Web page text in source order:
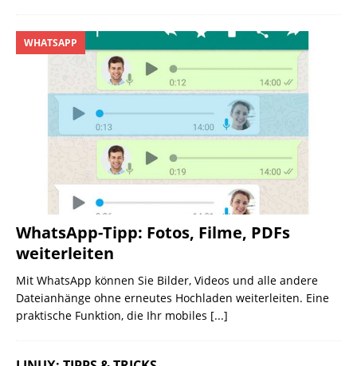
WhatsApp-Tipp: Fotos, Filme, PDFs
weiterleiten
WHATSAPP
Mit WhatsApp können Sie Bilder, Videos und alle andere
Dateianhänge ohne erneutes Hochladen weiterleiten. Eine
praktische Funktion, die Ihr mobiles [...]